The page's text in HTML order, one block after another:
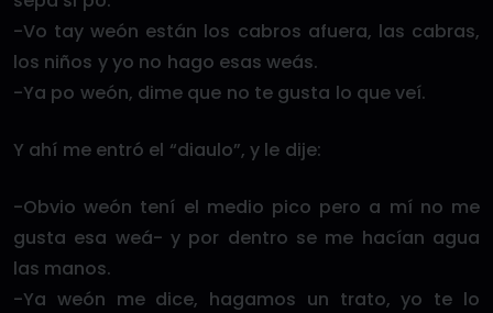
-Vo tay weón están los cabros afuera, las cabras,
los niños y yo no hago esas weás.
-Ya po weón, dime que no te gusta lo que veí.
Y ahí me entró el “diaulo”, y le dije:
-Obvio weón tení el medio pico pero a mí no me
gusta esa weá- y por dentro se me hacían agua
las manos.
-Ya weón me dice, hagamos un trato, yo te lo